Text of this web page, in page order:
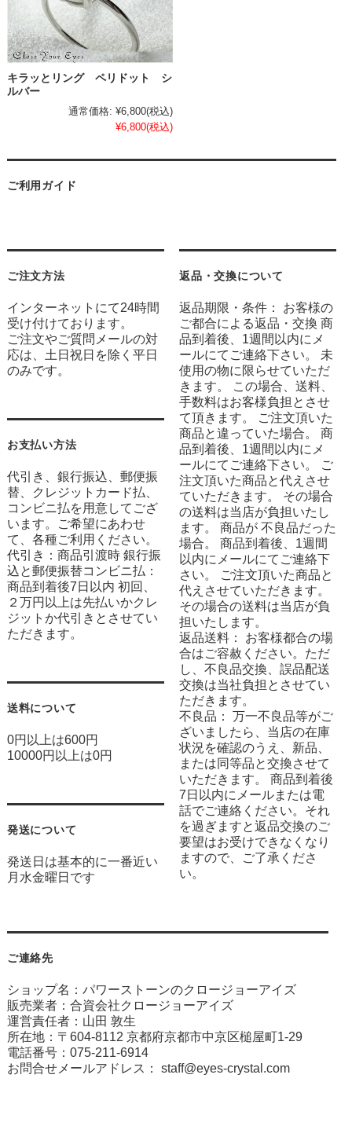
キラッとリング ペリドット シ
ルバー
通常価格: ¥6,800(税込)
¥6,800(税込)
ご利用ガイド
ご注文方法
インターネットにて24時間
受け付けております。
ご注文やご質問メールの対
応は、土日祝日を除く平日
のみです。
お支払い方法
代引き、銀行振込、郵便振
替、クレジットカード払、
コンビニ払を用意してござ
います。ご希望にあわせ
て、各種ご利用ください。
代引き：商品引渡時 銀行振
込と郵便振替コンビニ払：
商品到着後7日以内 初回、
２万円以上は先払いかクレ
ジットか代引きとさせてい
ただきます。
送料について
0円以上は600円
10000円以上は0円
発送について
発送日は基本的に一番近い
月水金曜日です
返品・交換について
返品期限・条件： お客様の
ご都合による返品・交換 商
品到着後、1週間以内にメ
ールにてご連絡下さい。 未
使用の物に限らせていただ
きます。 この場合、送料、
手数料はお客様負担とさせ
て頂きます。 ご注文頂いた
商品と違っていた場合。 商
品到着後、1週間以内にメ
ールにてご連絡下さい。 ご
注文頂いた商品と代えさせ
ていただきます。 その場合
の送料は当店が負担いたし
ます。 商品が 不良品だった
場合。 商品到着後、1週間
以内にメールにてご連絡下
さい。 ご注文頂いた商品と
代えさせていただきます。
その場合の送料は当店が負
担いたします。
返品送料： お客様都合の場
合はご容赦ください。ただ
し、不良品交換、誤品配送
交換は当社負担とさせてい
ただきます。
不良品： 万一不良品等がご
ざいましたら、当店の在庫
状況を確認のうえ、新品、
または同等品と交換させて
いただきます。 商品到着後
7日以内にメールまたは電
話でご連絡ください。それ
を過ぎますと返品交換のご
要望はお受けできなくなり
ますので、ご了承くださ
い。
ご連絡先
ショップ名：パワーストーンのクロージョーアイズ
販売業者：合資会社クロージョーアイズ
運営責任者：山田 敦生
所在地：〒604-8112 京都府京都市中京区槌屋町1-29
電話番号：075-211-6914
お問合せメールアドレス： staff@eyes-crystal.com